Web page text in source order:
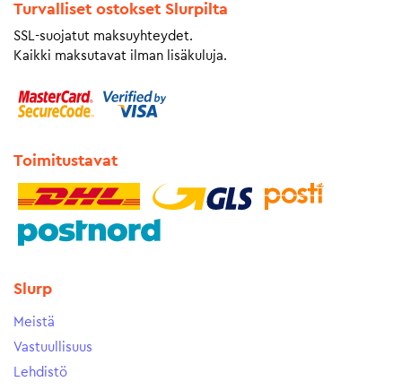
Turvalliset ostokset Slurpilta
SSL-suojatut maksuyhteydet.
Kaikki maksutavat ilman lisäkuluja.
Toimitustavat
Slurp
Meistä
Vastuullisuus
Lehdistö